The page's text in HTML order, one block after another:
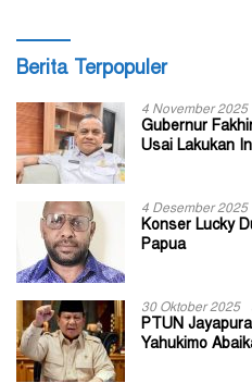
Berita Terpopuler
4 November 2025
Gubernur
Usai Lakukan
4 Desember 2025
Konser Lucky
Papua
30 Oktober 2025
PTUN
Yahukimo